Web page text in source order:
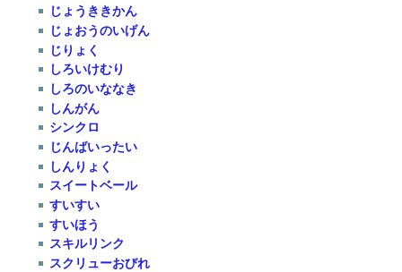
じょうききかん
じょおうのいげん
じりょく
しろいけむり
しろのいななき
しんがん
シンクロ
じんばいったい
しんりょく
スイートベール
すいすい
すいほう
スキルリンク
スクリューおびれ